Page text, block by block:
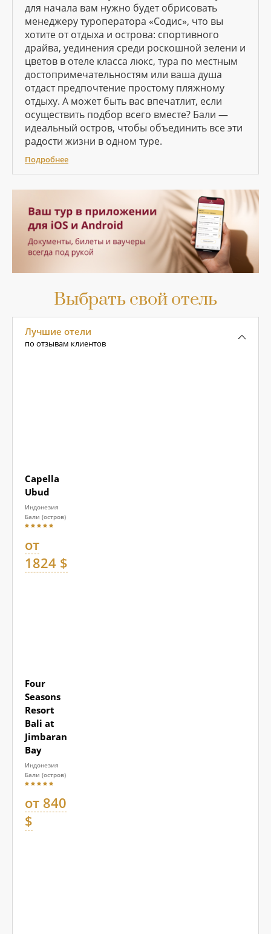
для начала вам нужно будет обрисовать
менеджеру туроператора «Содис», что вы
хотите от отдыха и острова: спортивного
драйва, уединения среди роскошной зелени и
цветов в отеле класса люкс, тура по местным
достопримечательностям или ваша душа
отдаст предпочтение простому пляжному
отдыху. А может быть вас впечатлит, если
осуществить подбор всего вместе? Бали —
идеальный остров, чтобы объединить все эти
радости жизни в одном туре.
Подробнее
Выбрать свой отель
Лучшие отели
по отзывам клиентов
Capella
Ubud
Индонезия
Бали (остров)
от
1824 $
Four
Seasons
Resort
Bali at
Jimbaran
Bay
Индонезия
Бали (остров)
от 840
$